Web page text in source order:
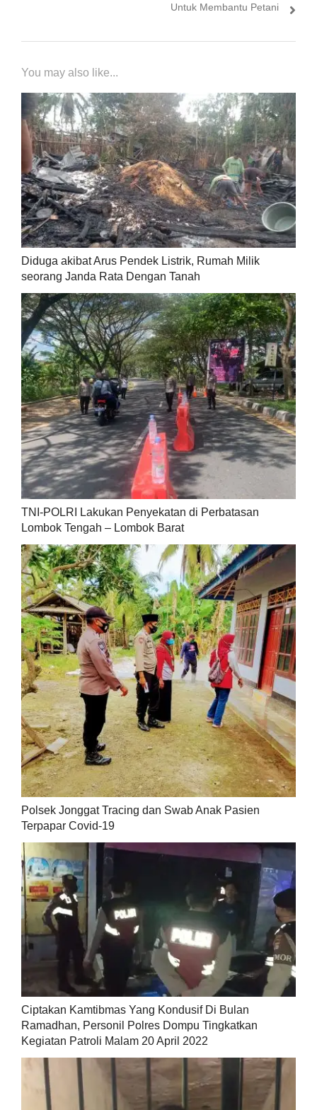
Untuk Membantu Petani
You may also like...
Diduga akibat Arus Pendek Listrik, Rumah Milik
seorang Janda Rata Dengan Tanah
TNI-POLRI Lakukan Penyekatan di Perbatasan
Lombok Tengah – Lombok Barat
Polsek Jonggat Tracing dan Swab Anak Pasien
Terpapar Covid-19
Ciptakan Kamtibmas Yang Kondusif Di Bulan
Ramadhan, Personil Polres Dompu Tingkatkan
Kegiatan Patroli Malam 20 April 2022